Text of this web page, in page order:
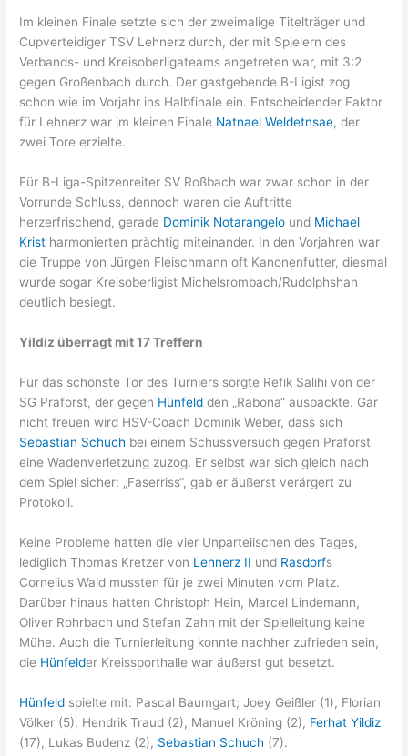
Im kleinen Finale setzte sich der zweimalige Titelträger und
Cupverteidiger TSV Lehnerz durch, der mit Spielern des
Verbands- und Kreisoberligateams angetreten war, mit 3:2
gegen Großenbach durch. Der gastgebende B-Ligist zog
schon wie im Vorjahr ins Halbfinale ein. Entscheidender Faktor
für Lehnerz war im kleinen Finale Natnael Weldetnsae, der
zwei Tore erzielte.
Für B-Liga-Spitzenreiter SV Roßbach war zwar schon in der
Vorrunde Schluss, dennoch waren die Auftritte
herzerfrischend, gerade Dominik Notarangelo und Michael
Krist harmonierten prächtig miteinander. In den Vorjahren war
die Truppe von Jürgen Fleischmann oft Kanonenfutter, diesmal
wurde sogar Kreisoberligist Michelsrombach/Rudolphshan
deutlich besiegt.
Yildiz überragt mit 17 Treffern
Für das schönste Tor des Turniers sorgte Refik Salihi von der
SG Praforst, der gegen Hünfeld den „Rabona“ auspackte. Gar
nicht freuen wird HSV-Coach Dominik Weber, dass sich
Sebastian Schuch bei einem Schussversuch gegen Praforst
eine Wadenverletzung zuzog. Er selbst war sich gleich nach
dem Spiel sicher: „Faserriss“, gab er äußerst verärgert zu
Protokoll.
Keine Probleme hatten die vier Unparteiischen des Tages,
lediglich Thomas Kretzer von Lehnerz II und Rasdorfs
Cornelius Wald mussten für je zwei Minuten vom Platz.
Darüber hinaus hatten Christoph Hein, Marcel Lindemann,
Oliver Rohrbach und Stefan Zahn mit der Spielleitung keine
Mühe. Auch die Turnierleitung konnte nachher zufrieden sein,
die Hünfelder Kreissporthalle war äußerst gut besetzt.
Hünfeld spielte mit: Pascal Baumgart; Joey Geißler (1), Florian
Völker (5), Hendrik Traud (2), Manuel Kröning (2), Ferhat Yildiz
(17), Lukas Budenz (2), Sebastian Schuch (7).